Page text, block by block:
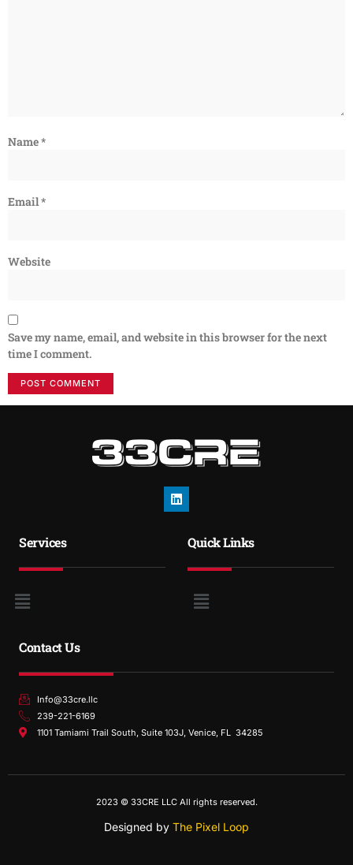
Name*
Email*
Website
Save my name, email, and website in this browser for the next
time I comment.
Services Quick Links
Contact Us
Info@33cre.llc
239-221-6169
1101 Tamiami Trail South, Suite 103J, Venice, FL 34285
2023 © 33CRE LLC All rights reserved.
Designed by The Pixel Loop